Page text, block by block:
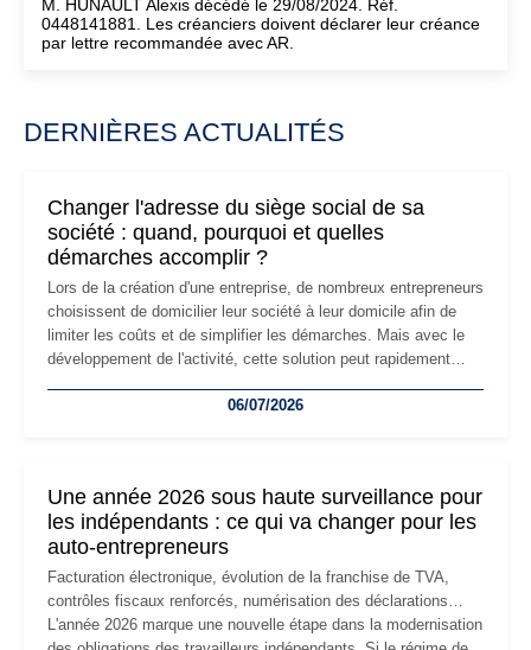
M. HUNAULT Alexis décédé le 29/08/2024. Réf.
0448141881. Les créanciers doivent déclarer leur créance
par lettre recommandée avec AR.
DERNIÈRES ACTUALITÉS
Changer l'adresse du siège social de sa
société : quand, pourquoi et quelles
démarches accomplir ?
Lors de la création d'une entreprise, de nombreux entrepreneurs
choisissent de domicilier leur société à leur domicile afin de
limiter les coûts et de simplifier les démarches. Mais avec le
développement de l'activité, cette solution peut rapidement
professionnels, recrutement, image de marque… Le
06/07/2026
Une année 2026 sous haute surveillance pour
les indépendants : ce qui va changer pour les
auto-entrepreneurs
Facturation électronique, évolution de la franchise de TVA,
contrôles fiscaux renforcés, numérisation des déclarations…
L'année 2026 marque une nouvelle étape dans la modernisation